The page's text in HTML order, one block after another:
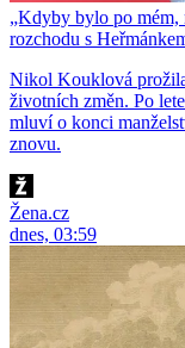
„Kdyby bylo po
rozchodu s
Nikol Kouklová
životních změn. Po
mluví o konci
znovu.
Žena.cz
dnes, 03:59